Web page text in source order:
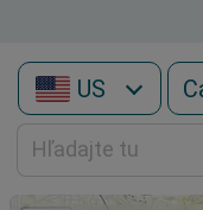
US